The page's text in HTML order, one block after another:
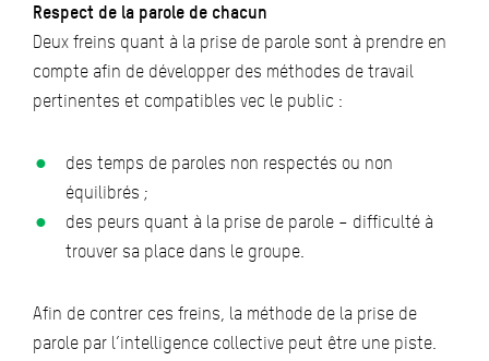
Respect de la parole de chacun
Deux freins quant à la prise de parole sont à prendre en
compte afin de développer des méthodes de travail
pertinentes et compatibles vec le public :
des temps de paroles non respectés ou non
équilibrés ;
des peurs quant à la prise de parole – difficulté à
trouver sa place dans le groupe.
Afin de contrer ces freins, la méthode de la prise de
parole par l’intelligence collective peut être une piste.